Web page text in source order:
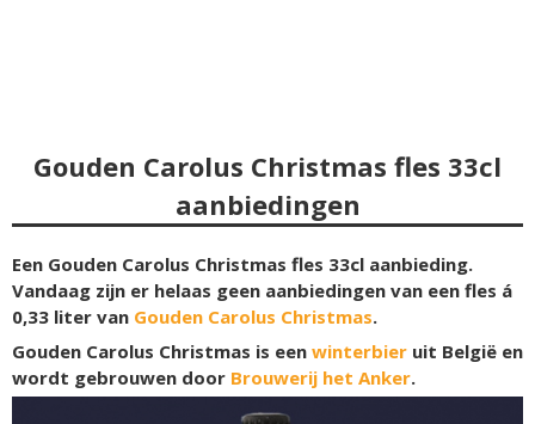
Gouden Carolus Christmas fles 33cl
aanbiedingen
Een Gouden Carolus Christmas fles 33cl aanbieding.
Vandaag zijn er helaas geen aanbiedingen van een fles á
0,33 liter van Gouden Carolus Christmas.
Gouden Carolus Christmas is een winterbier uit België en
wordt gebrouwen door Brouwerij het Anker.